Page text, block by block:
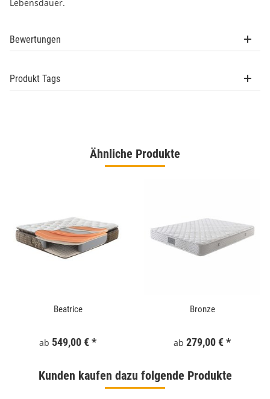
Lebensdauer.
Bewertungen
Produkt Tags
Ähnliche Produkte
Beatrice
ab 549,00 €*
Bronze
ab 279,00 €*
Kunden kaufen dazu folgende Produkte